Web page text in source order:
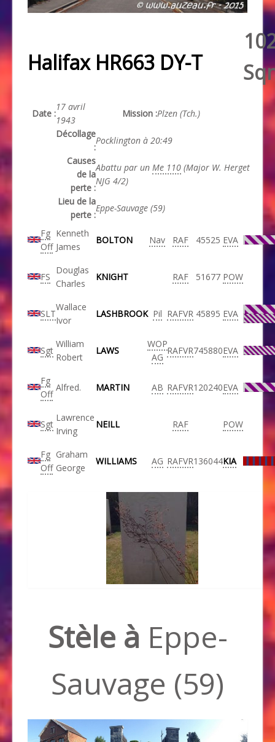
Halifax HR663 DY-T
Date :
17 avril
1943
Mission :Plzen (Tch.)
Décollage
:
Pocklington à 20:49
Causes
de la
perte :
Abattu par un Me 110 (Major W. Herget
NJG 4/2)
Lieu de la
perte :
Eppe-Sauvage (59)
Fg
Off
Kenneth
James
BOLTON Nav RAF 45525 EVA
FS
Douglas
Charles
KNIGHT RAF 51677 POW
SLT
Wallace
Ivor
LASHBROOK Pil RAFVR 45895 EVA
Sgt
William
Robert
LAWS
WOP
AG
RAFVR745880EVA
Fg
Off
Alfred. MARTIN AB RAFVR120240EVA
Sgt
Lawrence
Irving
NEILL RAF POW
Fg
Off
Graham
George
WILLIAMS AG RAFVR136044KIA
Stèle à Eppe-
Sauvage (59)